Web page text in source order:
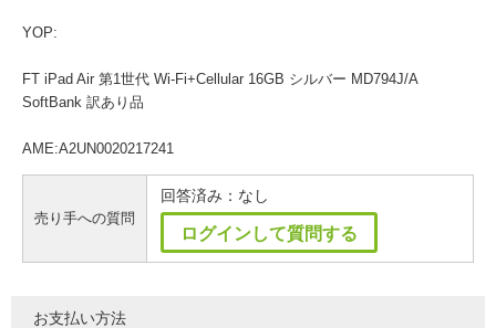
YOP:
FT iPad Air 第1世代 Wi-Fi+Cellular 16GB シルバー MD794J/A
SoftBank 訳あり品
AME:A2UN0020217241
売り手への質問
回答済み：なし
ログインして質問する
お支払い方法